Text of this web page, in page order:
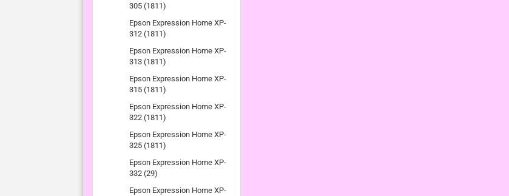
305 (1811)
Epson Expression Home XP-
312 (1811)
Epson Expression Home XP-
313 (1811)
Epson Expression Home XP-
315 (1811)
Epson Expression Home XP-
322 (1811)
Epson Expression Home XP-
325 (1811)
Epson Expression Home XP-
332 (29)
Epson Expression Home XP-